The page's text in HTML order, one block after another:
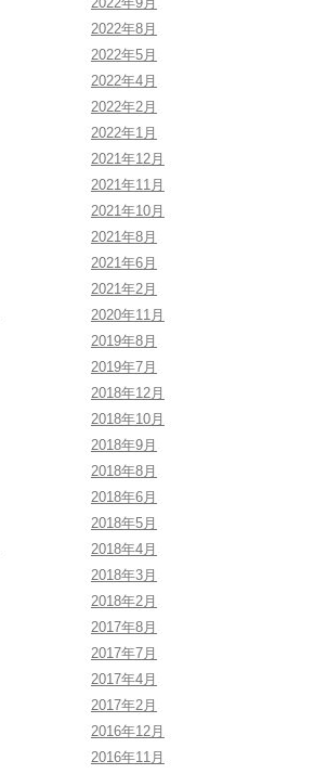
2022年8月
2022年5月
2022年4月
2022年2月
2022年1月
2021年12月
2021年11月
2021年10月
2021年8月
2021年6月
2021年2月
2020年11月
2019年8月
2019年7月
2018年12月
2018年10月
2018年9月
2018年8月
2018年6月
2018年5月
2018年4月
2018年3月
2018年2月
2017年8月
2017年7月
2017年4月
2017年2月
2016年12月
2016年11月